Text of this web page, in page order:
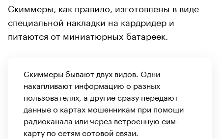
Скиммеры, как правило, изготовлены в виде
специальной накладки на кардридер и
питаются от миниатюрных батареек.
Скиммеры бывают двух видов. Одни
накапливают информацию о разных
пользователях, а другие сразу передают
данные о картах мошенникам при помощи
радиоканала или через встроенную сим-
карту по сетям сотовой связи.